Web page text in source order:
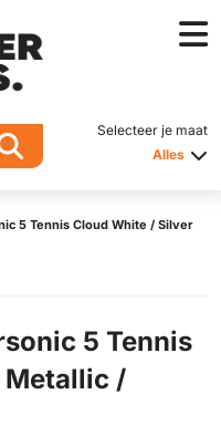
Selecteer je maat
Alles
5 Tennis Cloud White / Silver
5 Tennis
Metallic /